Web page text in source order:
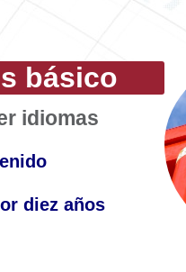
básico
idiomas
diez años